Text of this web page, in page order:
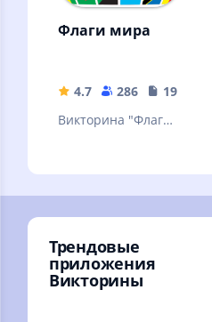
Флаги мира
4.7 286
19.83 MB
Викторина "Флаги
Трендовые
приложения
Викторины